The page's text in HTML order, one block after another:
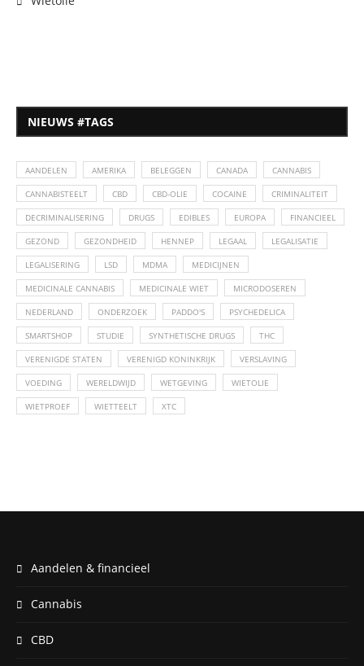
NIEUWS #TAGS
AANDELEN AMERIKA BELEGGEN CANADA CANNABIS
CANNABISTEELT CBD CBD-OLIE COCAINE CRIMINALITEIT
DECRIMINALISERING DRUGS EDIBLES EUROPA FINANCIEEL
GEZOND GEZONDHEID HENNEP LEGAAL LEGALISATIE
LEGALISERING LSD MDMA MEDICIJNEN
MEDICINALE CANNABIS MEDICINALE WIET MICRODOSEREN
NEDERLAND ONDERZOEK PADDO'S PSYCHEDELICA
SMARTSHOP STUDIE SYNTHETISCHE DRUGS THC
VERENIGDE STATEN VERENIGD KONINKRIJK VERSLAVING
VOEDING WERELDWIJD WETGEVING WIETOLIE
WIETPROEF WIETTEELT XTC
Aandelen & financieel
Cannabis
CBD